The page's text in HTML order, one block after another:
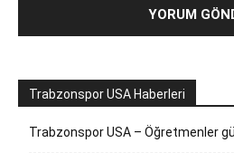
Trabzonspor USA Haberleri
Trabzonspor USA – Öğretmenler